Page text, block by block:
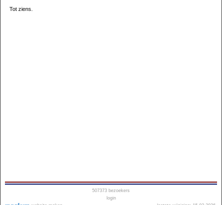
Tot ziens.
507373 bezoekers
login